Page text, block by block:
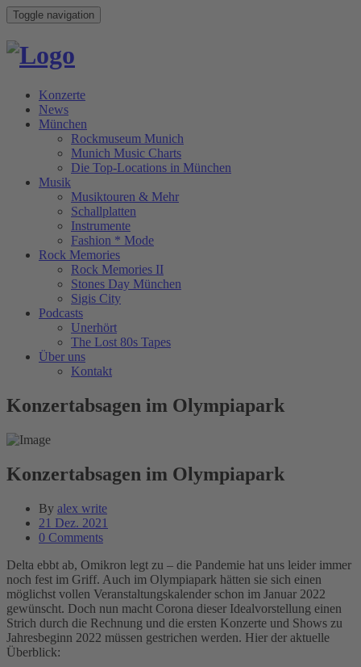
Toggle navigation
Konzerte
News
München
Rockmuseum Munich
Munich Music Charts
Die Top-Locations in München
Musik
Musiktouren & Mehr
Schallplatten
Instrumente
Fashion * Mode
Rock Memories
Rock Memories II
Stones Day München
Sigis City
Podcasts
Unerhört
The Lost 80s Tapes
Über uns
Kontakt
Konzertabsagen im Olympiapark
Konzertabsagen im Olympiapark
By alex write
21 Dez. 2021
0 Comments
Delta ebbt ab, Omikron legt zu – die Pandemie hat uns leider immer
noch fest im Griff. Auch im Olympiapark hätten sie sich einen
möglichst vollen Veranstaltungskalender schon im Januar 2022
gewünscht. Doch nun macht Corona dieser Idealvorstellung einen
Strich durch die Rechnung und die ersten Konzerte und Shows zu
Jahresbeginn 2022 müssen gestrichen werden. Hier der aktuelle
Überblick: